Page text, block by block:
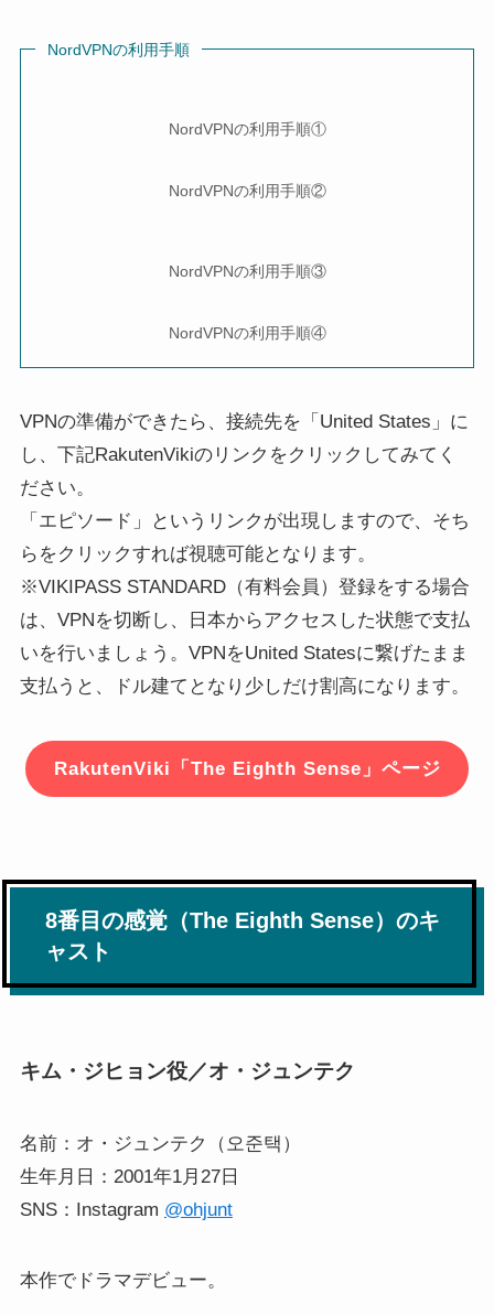
NordVPNの利用手順
NordVPNの利用手順①
NordVPNの利用手順②
NordVPNの利用手順③
NordVPNの利用手順④
VPNの準備ができたら、接続先を「United States」に
し、下記RakutenVikiのリンクをクリックしてみてく
ださい。
「エピソード」というリンクが出現しますので、そち
らをクリックすれば視聴可能となります。
※VIKIPASS STANDARD（有料会員）登録をする場合
は、VPNを切断し、日本からアクセスした状態で支払
いを行いましょう。VPNをUnited Statesに繋げたまま
支払うと、ドル建てとなり少しだけ割高になります。
RakutenViki「The Eighth Sense」ページ
8番目の感覚（The Eighth Sense）のキ
ャスト
キム・ジヒョン役／オ・ジュンテク
名前：オ・ジュンテク（오준택）
生年月日：2001年1月27日
SNS：Instagram @ohjunt
本作でドラマデビュー。